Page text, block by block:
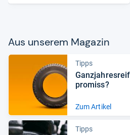
Aus unse­rem Maga­zin
Tipps
pro­miss?
Zum Artikel
Tipps